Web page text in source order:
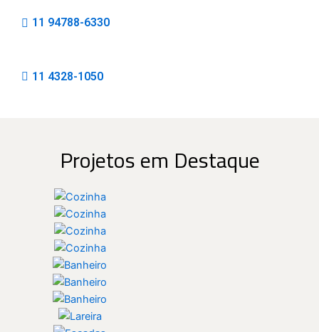
11 94788-6330
11 4328-1050
Projetos em Destaque